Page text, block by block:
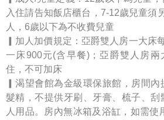
入住請告知飯店櫃台，7-12歲兒童須
人，6歲以下為不收費兒童
▎加人加價規定：亞爵雙人房一大床
一床900元(含早餐)；亞爵雙人房兩
住，不可加床
▎渴望會館為金級環保旅館，房間
髮精，不提供牙刷、牙膏、梳子、刮
人用品。房內無冰箱及浴缸，如需使